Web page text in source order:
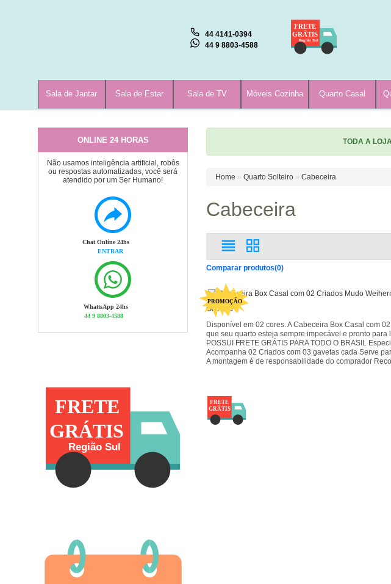
44 4141-0394
44 9 8803-4588
FRETE
GRÁTIS
Região Sul
Sala de Jantar Sala de Estar Sala de TV Móveis Cozinha Quarto Casal
ONLINE 24 HORAS
Não usamos inteligência artificial, robôs
ou respostas automatizadas, você será
atendido por um Ser Humano!
Chat Online 24hs
ENTRAR
WhattsApp 24hs
44 9 8803-4588
FRETE
GRÁTIS
Região Sul
TODA A
Home » Quarto Solteiro » Cabeceira
Cabeceira
Comparar produtos(0)
GRATIS
Disponível em 02 cores. A Cabeceira Box Casal com
que seu quarto esteja sempre impecável e pronto
POSSUI FRETE GRÁTIS PARA TODO O BRASIL
Acompanha 02 Criados com 03 gavetas cada Serve
A montagem é de responsabilidade do comprador